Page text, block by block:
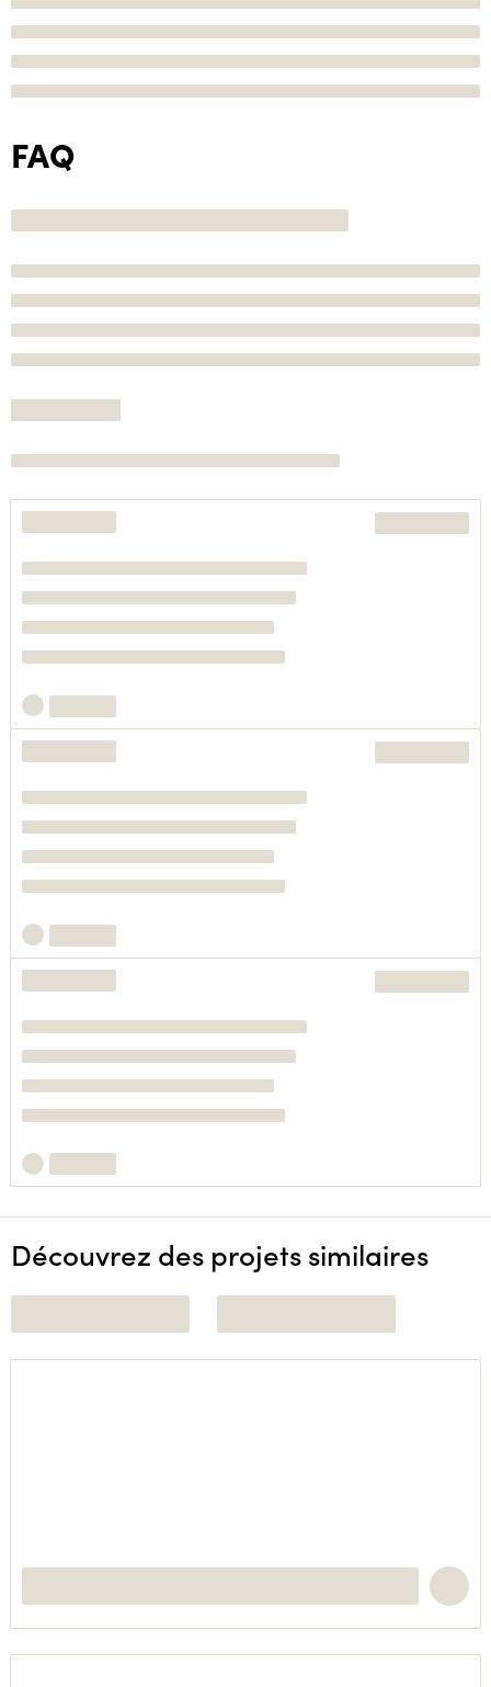
FAQ
Découvrez des projets similaires